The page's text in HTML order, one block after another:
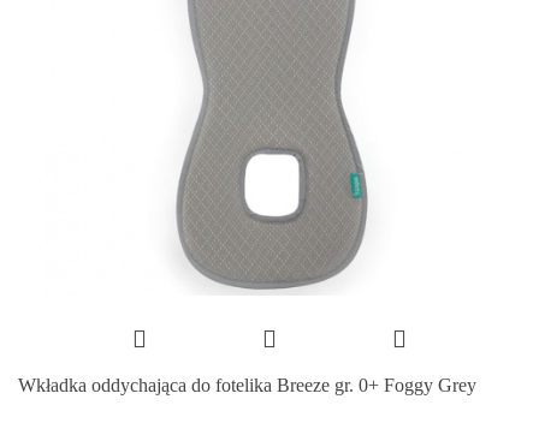
Wkładka oddychająca do fotelika Breeze gr. 0+ Foggy Grey